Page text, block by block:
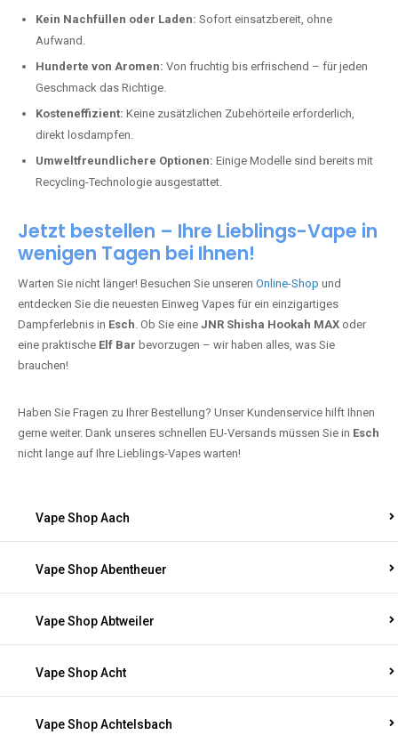
Kein Nachfüllen oder Laden: Sofort einsatzbereit, ohne
Aufwand.
Hunderte von Aromen: Von fruchtig bis erfrischend – für jeden
Geschmack das Richtige.
Kosteneffizient: Keine zusätzlichen Zubehörteile erforderlich,
direkt losdampfen.
Umweltfreundlichere Optionen: Einige Modelle sind bereits mit
Recycling-Technologie ausgestattet.
Jetzt bestellen – Ihre Lieblings-Vape in
wenigen Tagen bei Ihnen!
Warten Sie nicht länger! Besuchen Sie unseren Online-Shop und
entdecken Sie die neuesten Einweg Vapes für ein einzigartiges
Dampferlebnis in Esch. Ob Sie eine JNR Shisha Hookah MAX oder
eine praktische Elf Bar bevorzugen – wir haben alles, was Sie
brauchen!
Haben Sie Fragen zu Ihrer Bestellung? Unser Kundenservice hilft Ihnen
gerne weiter. Dank unseres schnellen EU-Versands müssen Sie in Esch
nicht lange auf Ihre Lieblings-Vapes warten!
Vape Shop Aach
Vape Shop Abentheuer
Vape Shop Abtweiler
Vape Shop Acht
Vape Shop Achtelsbach